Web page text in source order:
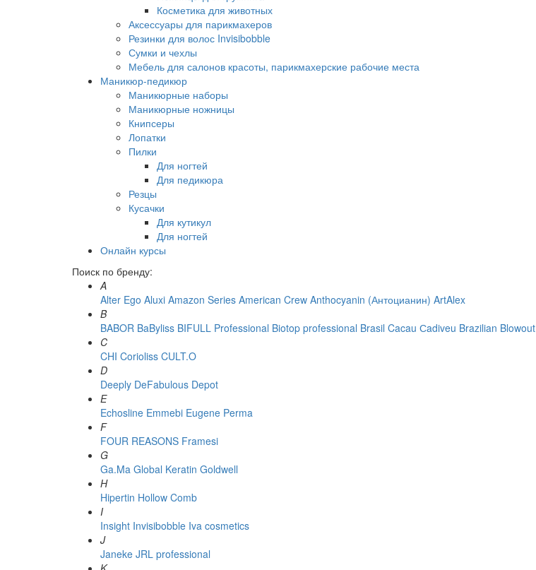
Косметика для животных
Аксессуары для парикмахеров
Резинки для волос Invisibobble
Сумки и чехлы
Мебель для салонов красоты, парикмахерские рабочие места
Маникюр-педикюр
Маникюрные наборы
Маникюрные ножницы
Книпсеры
Лопатки
Пилки
Для ногтей
Для педикюра
Резцы
Кусачки
Для кутикул
Для ногтей
Онлайн курсы
Поиск по бренду:
A
Alter Ego Aluxi Amazon Series American Crew Anthocyanin (Антоцианин) ArtAlex
B
BABOR BaByliss BIFULL Professional Biotop professional Brasil Cacau Сadiveu Brazilian Blowout
C
CHI Corioliss CULT.O
D
Deeply DeFabulous Depot
E
Echosline Emmebi Eugene Perma
F
FOUR REASONS Framesi
G
Ga.Ma Global Keratin Goldwell
H
Hipertin Hollow Comb
I
Insight Invisibobble Iva cosmetics
J
Janeke JRL professional